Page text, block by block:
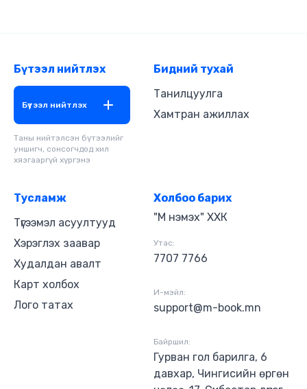
Бүтээл нийтлэх
Бүтээл нийтлэх
Таны нийтэлсэн бүтээлийг
уншигч, сонсогчдод хил
хязгааргүй хүргэнэ
Бидний тухай
Танилцуулга
Хамтран ажиллах
Тусламж
Түгээмэл асуултууд
Хэрэглэх заавар
Худалдан авалт
Карт холбох
Лого татах
Холбоо барих
"М нэмэх" ХХК
Утас:
7707 7766
И-мэйл:
support@m-book.mn
Байршил:
Гурван гол барилга, 6
давхар, Чингисийн өргөн